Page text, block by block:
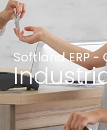
Softland ERP